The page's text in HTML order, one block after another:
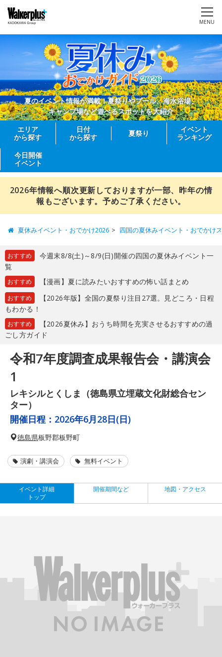
MENU
夏のイベント情報が満載！夏祭りやプール、海水浴場、
キャンプ場など遊べるスポットを大紹介
エリア
から探す
日付
から探す
夏祭り
イベント
ランキング
今日開催
イベント
2026年情報へ順次更新しておりますが一部、昨年の情
報もございます。予めご了承ください。
夏休みイベント・おでかけ2026 四国の夏休みイベント・おでかけ
おすすめ
今週末8/8(土)～8/9(日)開催の四国の夏休みイベント一
覧
おすすめ 【漫画】夏に読みたいおすすめの怖い話まとめ
おすすめ
【2026年版】全国の夏祭り注目27選。見どころ・日程
もわかる！
おすすめ
【2026夏休み】おうち時間を充実させるおすすめの過
ごし方ガイド
令和7年度調査成果報告会・講演会
1
レキシルとくしま（徳島県立埋蔵文化財総合セン
ター）
開催日程： 2026年6月28日(日)
徳島県板野郡板野町
演劇・講演会 無料イベント
イベント詳細
トップ
開催期間など 地図・アクセス